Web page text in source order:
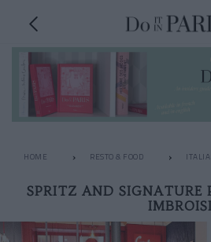
HOME RESTO & FOOD
SPRITZ AND SIGNATURE
IMBROISI